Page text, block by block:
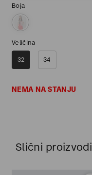
Boja
Veličina
32 34
NEMA NA STANJU
Slični proizvodi